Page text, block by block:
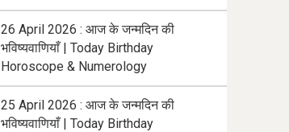
26 April 2026 : आज के जन्मदिन की
भविष्यवाणियाँ | Today Birthday
Horoscope & Numerology
25 April 2026 : आज के जन्मदिन की
भविष्यवाणियाँ | Today Birthday